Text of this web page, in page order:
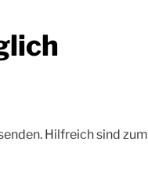
Hilfreich sind zum